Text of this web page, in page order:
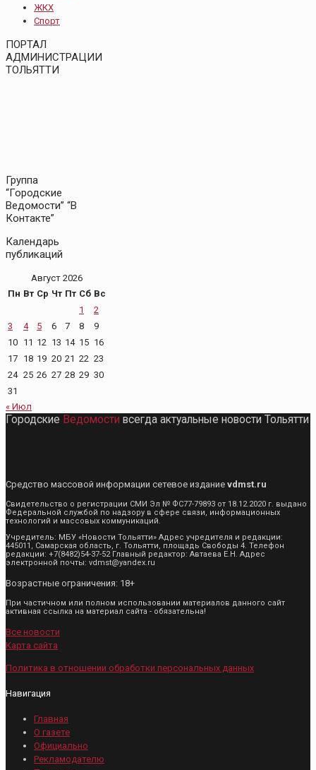
ЖКХ
Спорт
ПОРТАЛ
АДМИНИСТРАЦИИ
ТОЛЬЯТТИ
Группа
“Городские
Ведомости” “В
Контакте”
Календарь
публикаций
Август 2026
Пн Вт Ср Чт Пт Сб Вс
1
2
3
4 5 6 7 8
9
10 11 12 13 14 15 16
17 18 19 20 21 22 23
24 25 26 27 28 29 30
31
« Июл
Городские Ведомости всегда актуальные новости Тольятти
Средство массовой информации сетевое издание vdmst.ru
Свидетельство о регистрации СМИ Эл № ФС77-79893 от 18.12.2020 г. выдано
Федеральной службой по надзору в сфере связи, информационных
технологий и массовых коммуникаций.
Учредитель: МБУ «Новости Тольятти» Адрес учредителя и редакции:
445011, Самарская область, г. Тольятти, площадь Свободы 4. Телефон
редакции: +7(8482)54-37-52 Главный редактор: Автаева Е.Н. Адрес
электронной почты: vdmst@yandex.ru
Возрастные ограничения: 18+
При частичном или полном использовании материалов данного сайт
активная ссылка на материал сайта - обязательна!
Все новости
Карта сайта
Политика в отношении обработки персональных данных
Навигация
Главная
О газете
Официально
Рекламодателю